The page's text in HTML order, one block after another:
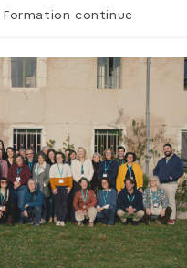
Formation continue